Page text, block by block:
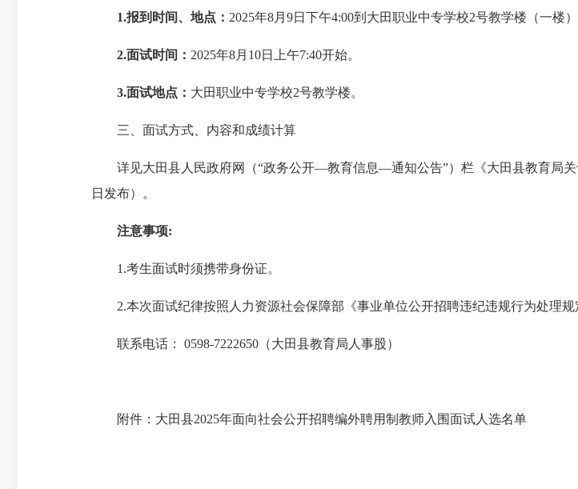
1.报到时间、地点： 2025年8月 9日下午4:00到大田职业中专学校2号教学楼（一楼
2.面试时间： 2025年8月 10日上午7:40开始。
3.面试地点： 大田职业中专学校2号教学楼。
三、面试方式、内容和成绩计算
详见大田县人民政府网（“政务公开—教育信息—通知公告”）栏《大田县教育局
日发布）。
注意事项:
1.考生面试时须携带身份证。
2.本次面试纪律按照人力资源社会保障部《事业单位公开招聘违纪违规行为处理
联系电话： 0598­-7222650 （大田县教育局人事股）
附件：大田县2025年面向社会公开招聘编外聘用制教师入围面试人选名单